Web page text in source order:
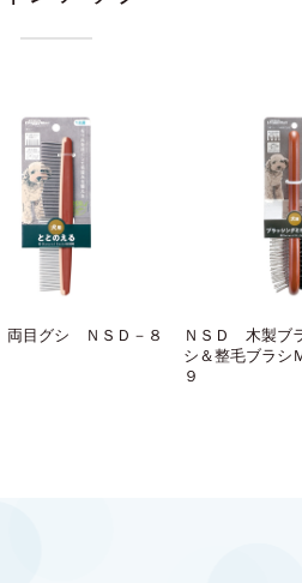
目グシ ＮＳＤ－８
ＮＳＤ 木製ブ
シ＆整毛ブラ
９